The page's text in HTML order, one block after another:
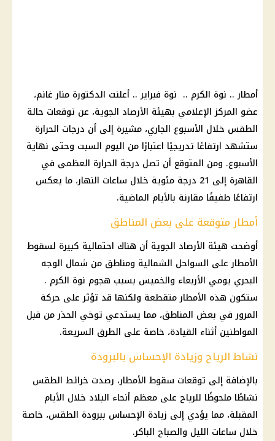
أمطار .. نوة الكرم .. نوة فبراير .. أعلنت الدكتورة منار غانم،
عضو المركز الإعلامي بهيئة الأرصاد الجوية، عن توقعات حالة
الطقس خلال الأسبوع الجاري، مشيرة إلى أن درجات الحرارة
ستشهد ارتفاعًا تدريجيًا اعتبارًا من اليوم السبت وحتى نهاية
الأسبوع. ومن المتوقع أن تصل درجة الحرارة العظمى في
القاهرة إلى 21 درجة مئوية خلال ساعات النهار، ما يعكس
ارتفاعًا طفيفًا مقارنة بالأيام الماضية.
أمطار متوقعة على بعض المناطق
أوضحت هيئة الأرصاد الجوية أن هناك احتمالية كبيرة لسقوط
الأمطار على السواحل الشمالية ومناطق من شمال الوجه
البحري يومي الأربعاء والخميس بسبب هجوم نوة الكرم .
ستكون هذه الأمطار متقطعة ولكنها قد تؤثر على حركة
المرور في بعض المناطق، مما يستدعي توخي الحذر من قبل
المواطنين أثناء القيادة، خاصة على الطرق السريعة.
نشاط الرياح وزيادة الإحساس بالبرودة
بالإضافة إلى توقعات سقوط الأمطار، رصدت خرائط الطقس
نشاطًا ملحوظًا للرياح على معظم أنحاء البلاد خلال الأيام
المقبلة، مما يؤدي إلى زيادة الإحساس ببرودة الطقس، خاصة
خلال ساعات الليل والصباح الباكر.